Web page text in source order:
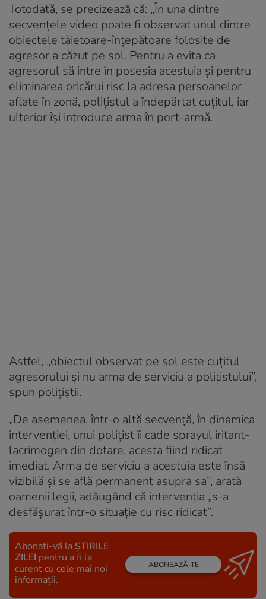
Totodată, se precizează că: „În una dintre
secvențele video poate fi observat unul dintre
obiectele tăietoare-înțepătoare folosite de
agresor a căzut pe sol. Pentru a evita ca
agresorul să intre în posesia acestuia și pentru
eliminarea oricărui risc la adresa persoanelor
aflate în zonă, polițistul a îndepărtat cuțitul, iar
ulterior își introduce arma în port-armă.
Astfel, „obiectul observat pe sol este cuțitul
agresorului și nu arma de serviciu a polițistului”,
spun polițiștii.
„De asemenea, într-o altă secvență, în dinamica
intervenției, unui polițist îi cade sprayul iritant-
lacrimogen din dotare, acesta fiind ridicat
imediat. Arma de serviciu a acestuia este însă
vizibilă și se află permanent asupra sa”, arată
oamenii legii, adăugând că intervenția „s-a
desfășurat într-o situație cu risc ridicat”.
Abonați-vă la ȘTIRILE
ZILEI pentru a fi la
curent cu cele mai noi
informații.
ABONEAZĂ-TE